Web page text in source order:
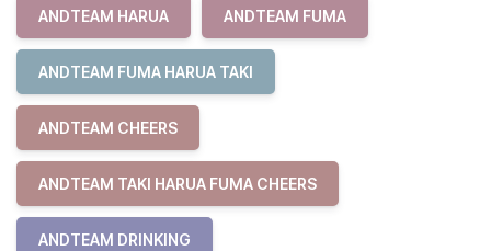
ANDTEAM HARUA ANDTEAM FUMA
ANDTEAM FUMA HARUA TAKI
ANDTEAM CHEERS
ANDTEAM TAKI HARUA FUMA CHEERS
ANDTEAM DRINKING